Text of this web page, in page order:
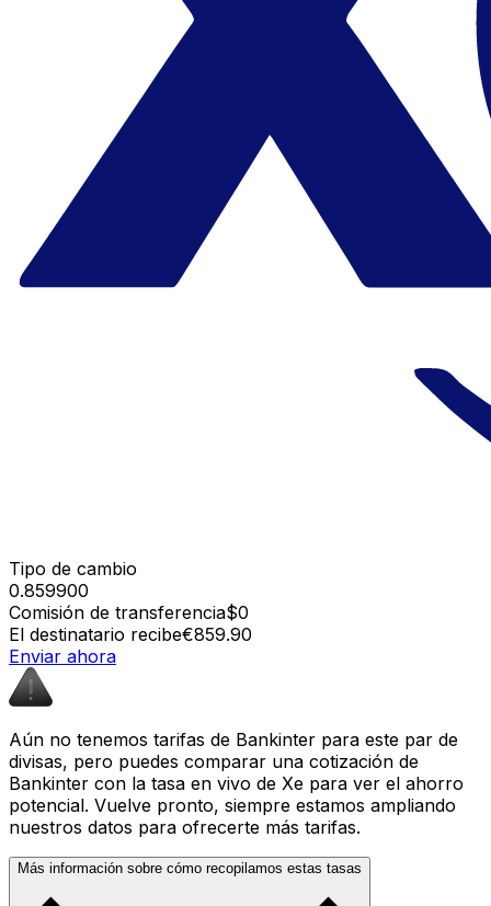
Tipo de cambio
0.859900
Comisión de transferencia$0
El destinatario recibe€859.90
Enviar ahora
Aún no tenemos tarifas de Bankinter para este par de
divisas, pero puedes comparar una cotización de
Bankinter con la tasa en vivo de Xe para ver el ahorro
potencial. Vuelve pronto, siempre estamos ampliando
nuestros datos para ofrecerte más tarifas.
Más información sobre cómo recopilamos estas tasas